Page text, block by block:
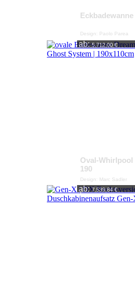
Design: Paolo Parea
ab: 5.712,00 €
Oval-Whirlpool
190
Design: Marc Sadler
ab: 7.539,84 €